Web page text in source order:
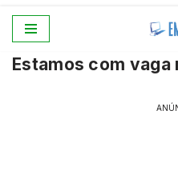
para
Estamos com vaga